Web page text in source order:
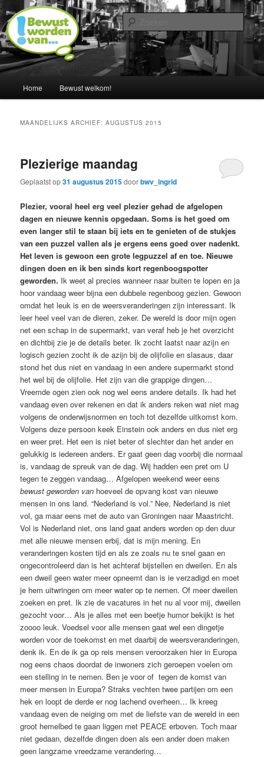
naar
de
primaire
inhoud
naar
de
secundaire
inhoudNederland bewust maken van…
Een blog door Ingrid Albers
Home Bewust welkom!
MAANDELIJKS ARCHIEF:AUGUSTUS 2015
Plezierige maandag
Geplaatst op31 augustus 2015doorbwv_ingrid
Plezier, vooral heel erg veel plezier gehad de afgelopen
dagen en nieuwe kennis opgedaan. Soms is het goed om
even langer stil te staan bij iets en te genieten of de stukjes
van een puzzel vallen als je ergens eens goed over nadenkt.
Het leven is gewoon een grote legpuzzel af en toe. Nieuwe
dingen doen en ik ben sinds kort regenboogspotter
geworden. Ik weet al precies wanneer naar buiten te lopen en ja
hoor vandaag weer bijna een dubbele regenboog gezien. Gewoon
omdat het leuk is en de weersveranderingen zijn interessant. Ik
leer heel veel van de dieren, zeker. De wereld is door mijn ogen
net een schap in de supermarkt, van veraf heb je het overzicht
en dichtbij zie je de details beter. Ik zocht laatst naar azijn en
logisch gezien zocht ik de azijn bij de olijfolie en slasaus, daar
stond het dus niet en vandaag in een andere supermarkt stond
het wel bij de olijfolie. Het zijn van die grappige dingen…
Vreemde ogen zien ook nog wel eens andere details. Ik had het
vandaag even over rekenen en dat ik anders reken wat niet mag
volgens de onderwijsnormen en toch tot dezelfde uitkomst kom.
Volgens deze persoon keek Einstein ook anders en dus niet erg
en weer pret. Het een is niet beter of slechter dan het ander en
gelukkig is iedereen anders. Er gaat geen dag voorbij die normaal
is, vandaag de spreuk van de dag. Wij hadden een pret om U
tegen te zeggen vandaag… Afgelopen weekend weer eens
bewust geworden van hoeveel de opvang kost van nieuwe
mensen in ons land. “Nederland is vol.” Nee, Nederland is niet
vol, ga maar eens met de auto van Groningen naar Maastricht.
Vol is Nederland niet, ons land gaat anders worden op den duur
met alle nieuwe mensen erbij, dat is mijn mening. En
veranderingen kosten tijd en als ze zoals nu te snel gaan en
ongecontroleerd dan is het achteraf bijstellen en dweilen. En als
een dweil geen water meer opneemt dan is ie verzadigd en moet
je hem uitwringen om meer water op te nemen. Of meer dweilen
zoeken en pret. Ik zie de vacatures in het nu al voor mij, dweilen
gezocht voor… Als je alles met een beetje humor bekijkt is het
zoooo leuk. Voedsel voor alle mensen gaat wel een dingetje
worden voor de toekomst en met daarbij de weersveranderingen,
denk ik. En de ik ga op reis mensen veroorzaken hier in Europa
nog eens chaos doordat de inwoners zich geroepen voelen om
een stelling in te nemen. Ben je voor of tegen de komst van
meer mensen in Europa? Straks vechten twee partijen om een
hek en loopt de derde er nog lachend overheen… Ik kreeg
vandaag even de neiging om met de liefste van de wereld in een
groot hemelbed te gaan liggen met PEACE erboven. Toch maar
niet gedaan, dezelfde dingen doen als een ander doen maken
geen langzame vreedzame verandering…